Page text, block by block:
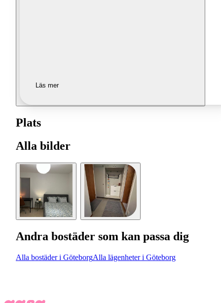
Läs mer
Plats
Alla bilder
Andra bostäder som kan passa dig
Alla bostäder i GöteborgAlla lägenheter i Göteborg